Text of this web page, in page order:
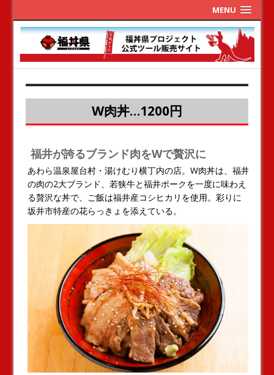
MENU
W肉丼…1200円
福井が誇るブランド肉をWで贅沢に
あわら温泉屋台村・湯けむり横丁内の店。W肉丼は、福井
の肉の2大ブランド、若狭牛と福井ポークを一度に味わえ
る贅沢な丼で、ご飯は福井産コシヒカリを使用。彩りに
坂井市特産の花らっきょを添えている。